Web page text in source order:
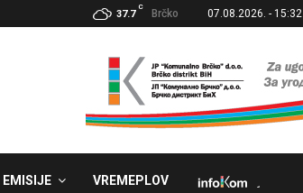
37.7
C
Brčko 07.08.2026. - 15:32
EMISIJE VREMEPLOV